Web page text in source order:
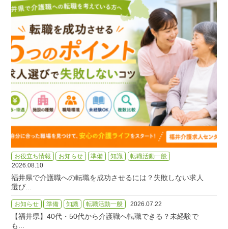
お役立ち情報 お知らせ 準備 知識
転職活動一般
2026.08.10
福井県で介護職への転職を成功させるには？失敗しない求人
選び...
お知らせ 準備 知識 転職活動一般 2026.07.22
【福井県】40代・50代から介護職へ転職できる？未経験で
も...